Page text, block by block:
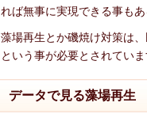
れば無事に実現できる事もあ
藻場再生とか磯焼け対策は
という事が必要とされてい
データで見る藻場再生